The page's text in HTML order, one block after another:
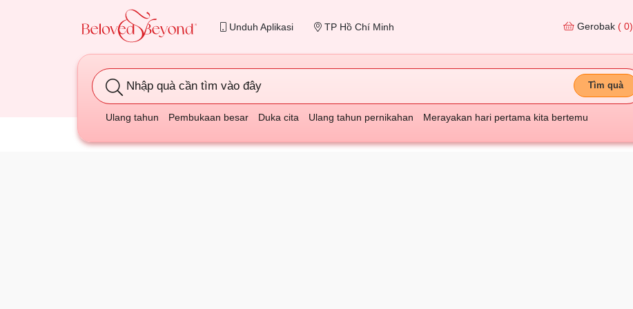
Unduh Aplikasi TP Hồ Chí Minh Gerobak ( 0)
Nhập quà cần tìm vào đây Tìm quà
Ulang tahun Pembukaan besar Duka cita Ulang tahun pernikahan Merayakan hari pertama kita bertemu